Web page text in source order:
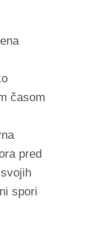
časom
pred
spori